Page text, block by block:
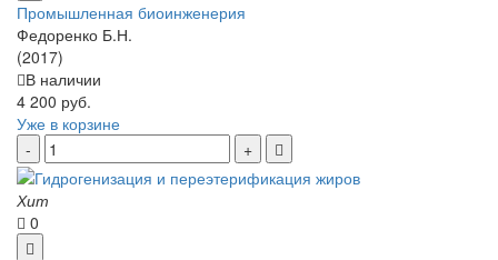
Промышленная биоинженерия
Федоренко Б.Н.
(2017)
В наличии
4 200 руб.
Уже в корзине
Хит
0